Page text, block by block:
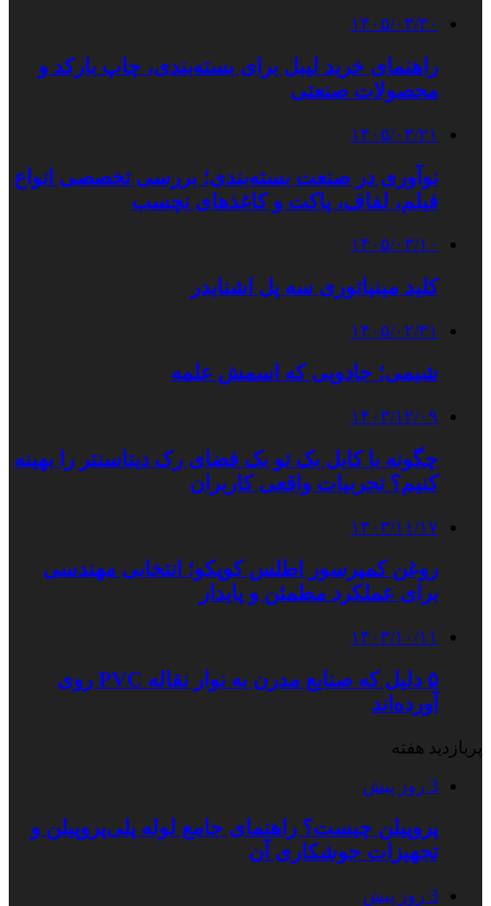
۱۴۰۵/۰۳/۳۰
راهنمای خرید لیبل برای بسته‌بندی، چاپ بارکد و
محصولات صنعتی
۱۴۰۵/۰۳/۲۱
نوآوری در صنعت بسته‌بندی؛ بررسی تخصصی انواع
فیلم، لفاف، پاکت و کاغذهای نچسب
۱۴۰۵/۰۳/۱۰
کلید مینیاتوری سه پل اشنایدر
۱۴۰۵/۰۲/۳۱
شیمی؛ جادویی که اسمش علمه
۱۴۰۳/۱۲/۰۹
چگونه با کابل بک تو بک فضای رک دیتاسنتر را بهینه
کنیم؟ تجربیات واقعی کاربران
۱۴۰۳/۱۱/۱۷
روغن کمپرسور اطلس کوپکو؛ انتخابی مهندسی
برای عملکرد مطمئن و پایدار
۱۴۰۳/۱۰/۱۱
۵ دلیل که صنایع مدرن به نوار نقاله PVC روی
آورده‌اند
پربازدید هفته
3 روز پیش
پروپیلن چیست؟ راهنمای جامع لوله پلی‌پروپیلن و
تجهیزات جوشکاری آن
3 روز پیش